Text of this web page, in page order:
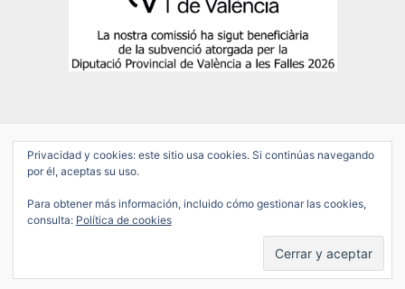
Copyright © 2026 Falla Salamanca-Conde de Altea
POLÍTICA DE PRIVACIDAD
Privacidad y cookies: este sitio usa cookies. Si continúas navegando
por él, aceptas su uso.
Para obtener más información, incluido cómo gestionar las cookies,
consulta: Política de cookies